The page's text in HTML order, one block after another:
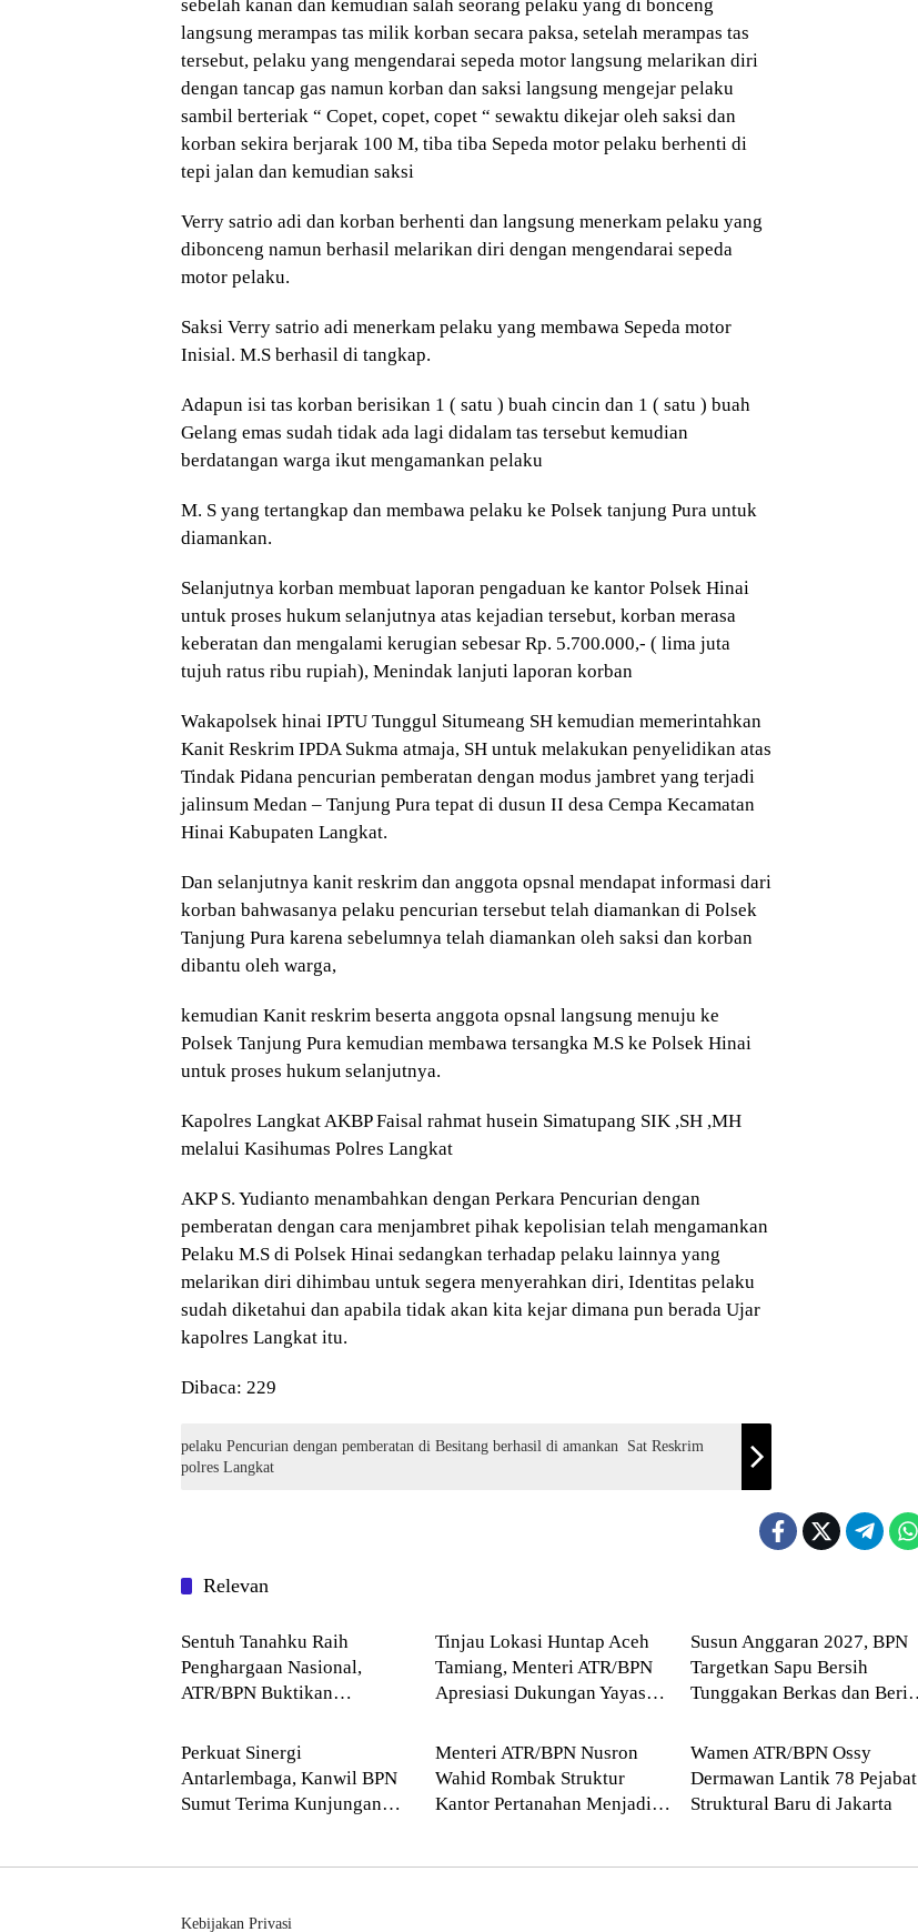
sebelah kanan dan kemudian salah seorang pelaku yang di bonceng
langsung merampas tas milik korban secara paksa, setelah merampas tas
tersebut, pelaku yang mengendarai sepeda motor langsung melarikan diri
dengan tancap gas namun korban dan saksi langsung mengejar pelaku
sambil berteriak “ Copet, copet, copet “ sewaktu dikejar oleh saksi dan
korban sekira berjarak 100 M, tiba tiba Sepeda motor pelaku berhenti di
tepi jalan dan kemudian saksi
Verry satrio adi dan korban berhenti dan langsung menerkam pelaku yang
dibonceng namun berhasil melarikan diri dengan mengendarai sepeda
motor pelaku.
Saksi Verry satrio adi menerkam pelaku yang membawa Sepeda motor
Inisial. M.S berhasil di tangkap.
Adapun isi tas korban berisikan 1 ( satu ) buah cincin dan 1 ( satu ) buah
Gelang emas sudah tidak ada lagi didalam tas tersebut kemudian
berdatangan warga ikut mengamankan pelaku
M. S yang tertangkap dan membawa pelaku ke Polsek tanjung Pura untuk
diamankan.
Selanjutnya korban membuat laporan pengaduan ke kantor Polsek Hinai
untuk proses hukum selanjutnya atas kejadian tersebut, korban merasa
keberatan dan mengalami kerugian sebesar Rp. 5.700.000,- ( lima juta
tujuh ratus ribu rupiah), Menindak lanjuti laporan korban
Wakapolsek hinai IPTU Tunggul Situmeang SH kemudian memerintahkan
Kanit Reskrim IPDA Sukma atmaja, SH untuk melakukan penyelidikan atas
Tindak Pidana pencurian pemberatan dengan modus jambret yang terjadi
jalinsum Medan – Tanjung Pura tepat di dusun II desa Cempa Kecamatan
Hinai Kabupaten Langkat.
Dan selanjutnya kanit reskrim dan anggota opsnal mendapat informasi dari
korban bahwasanya pelaku pencurian tersebut telah diamankan di Polsek
Tanjung Pura karena sebelumnya telah diamankan oleh saksi dan korban
dibantu oleh warga,
kemudian Kanit reskrim beserta anggota opsnal langsung menuju ke
Polsek Tanjung Pura kemudian membawa tersangka M.S ke Polsek Hinai
untuk proses hukum selanjutnya.
Kapolres Langkat AKBP Faisal rahmat husein Simatupang SIK ,SH ,MH
melalui Kasihumas Polres Langkat
AKP S. Yudianto menambahkan dengan Perkara Pencurian dengan
pemberatan dengan cara menjambret pihak kepolisian telah mengamankan
Pelaku M.S di Polsek Hinai sedangkan terhadap pelaku lainnya yang
melarikan diri dihimbau untuk segera menyerahkan diri, Identitas pelaku
sudah diketahui dan apabila tidak akan kita kejar dimana pun berada Ujar
kapolres Langkat itu.
Dibaca: 229
pelaku Pencurian dengan pemberatan di Besitang berhasil di amankan Sat Reskrim
polres Langkat
Relevan
Blog
Sentuh Tanahku Raih
Penghargaan Nasional,
ATR/BPN Buktikan
Layanan Pertanahan
Tinjau Lokasi Huntap Aceh
Tamiang, Menteri ATR/BPN
Apresiasi Dukungan Yayasan
Susun Anggaran 2027, BPN
Targetkan Sapu Bersih
Tunggakan Berkas dan Beri
Perkuat Sinergi
Antarlembaga, Kanwil BPN
Sumut Terima Kunjungan
Blog
Menteri ATR/BPN Nusron
Wahid Rombak Struktur
Kantor Pertanahan Menjadi
Blog
Wamen ATR/BPN Ossy
Dermawan Lantik 78 Pejabat
Struktural Baru di Jakarta
Kebijakan Privasi